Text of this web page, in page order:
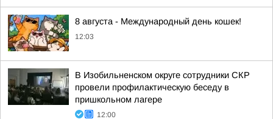
8 августа - Международный день кошек!
12:03
В Изобильненском округе сотрудники СКР
провели профилактическую беседу в
пришкольном лагере
12:00